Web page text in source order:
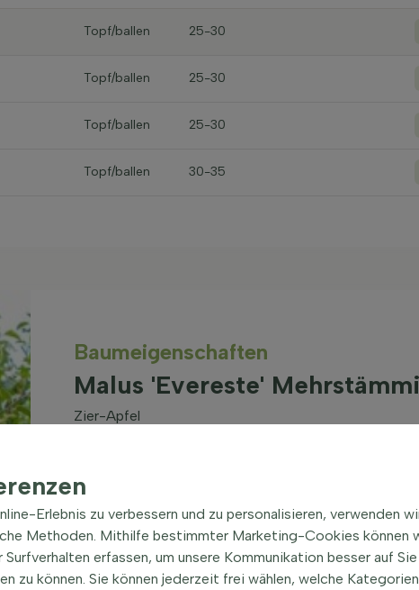
Topf/ballen 25-30
Topf/ballen 25-30
Topf/ballen 25-30
Topf/ballen 30-35
Baum­eigen­schaften
Malus 'Evereste'
Zier-Apfel
Blütenfarbe
Rosa, Weiß
Optionen
Gärten,
Erlebnis zu verbessern und zu personalisieren, verwenden
Methoden. Mithilfe bestimmter Marketing-Cookies können
erfassen, um unsere Kommunikation besser auf Sie
zu können. Sie können jederzeit frei wählen, welche